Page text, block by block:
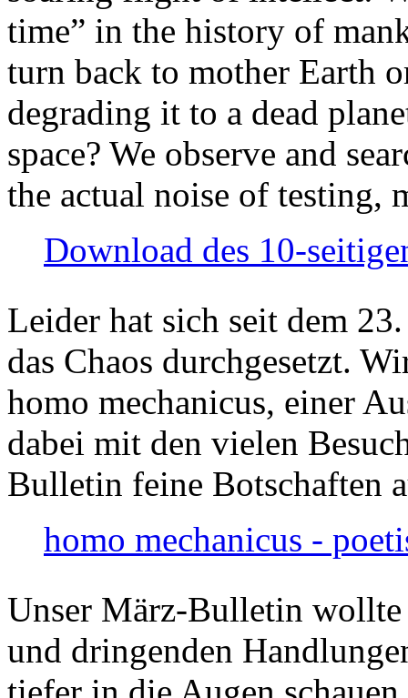
time” in the history of
turn back to mother Earth
degrading it to a dead
space? We observe and
the actual noise of testing,
Download des 10-
Leider hat sich seit dem
das Chaos durchgesetzt.
homo mechanicus, einer
dabei mit den vielen
Bulletin feine Botschaften
homo mechanicus -
Unser März-Bulletin
und dringenden